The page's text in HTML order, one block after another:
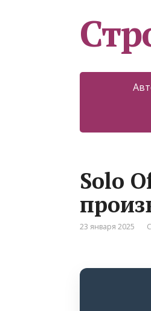
Solo
23 января 2025